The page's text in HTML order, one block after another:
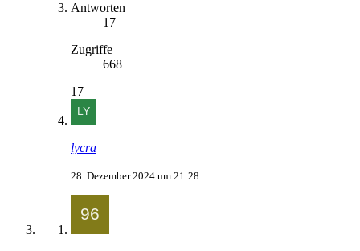
Antworten
17
Zugriffe
668
17
lycra
28. Dezember 2024 um 21:28